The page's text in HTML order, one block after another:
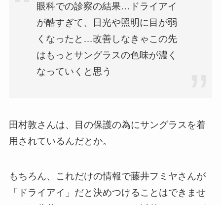
眼科での診察の結果…ドライアイ
が酷すぎて、日光や照明に目が弱
くなったと…改善しなきゃこの先
はもっとサングラスの色味が濃く
なっていくと思う
田村敦さんは、目の保護の為にサングラスを着
用されているんだとか。
もちろん、これだけの情報で藤井フミヤさんが
「ドライアイ」だと決めつけることはできませ